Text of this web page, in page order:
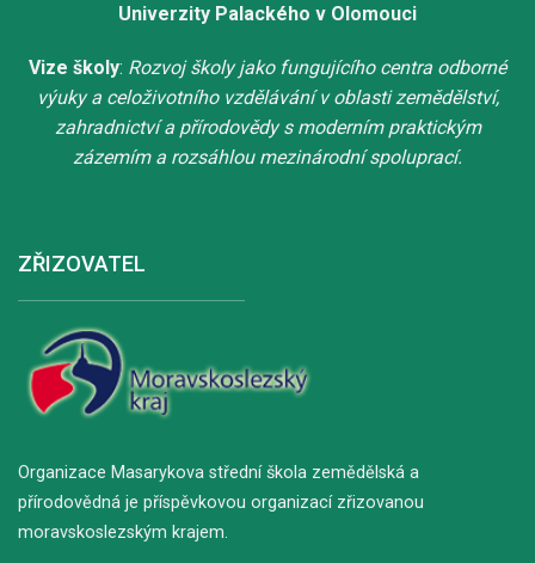
Univerzity Palackého v Olomouci
Vize školy: Rozvoj školy jako fungujícího centra odborné
výuky a celoživotního vzdělávání v oblasti zemědělství,
zahradnictví a přírodovědy s moderním praktickým
zázemím a rozsáhlou mezinárodní spoluprací.
ZŘIZOVATEL
Organizace Masarykova střední škola zemědělská a
přírodovědná je příspěvkovou organizací zřizovanou
moravskoslezským krajem.